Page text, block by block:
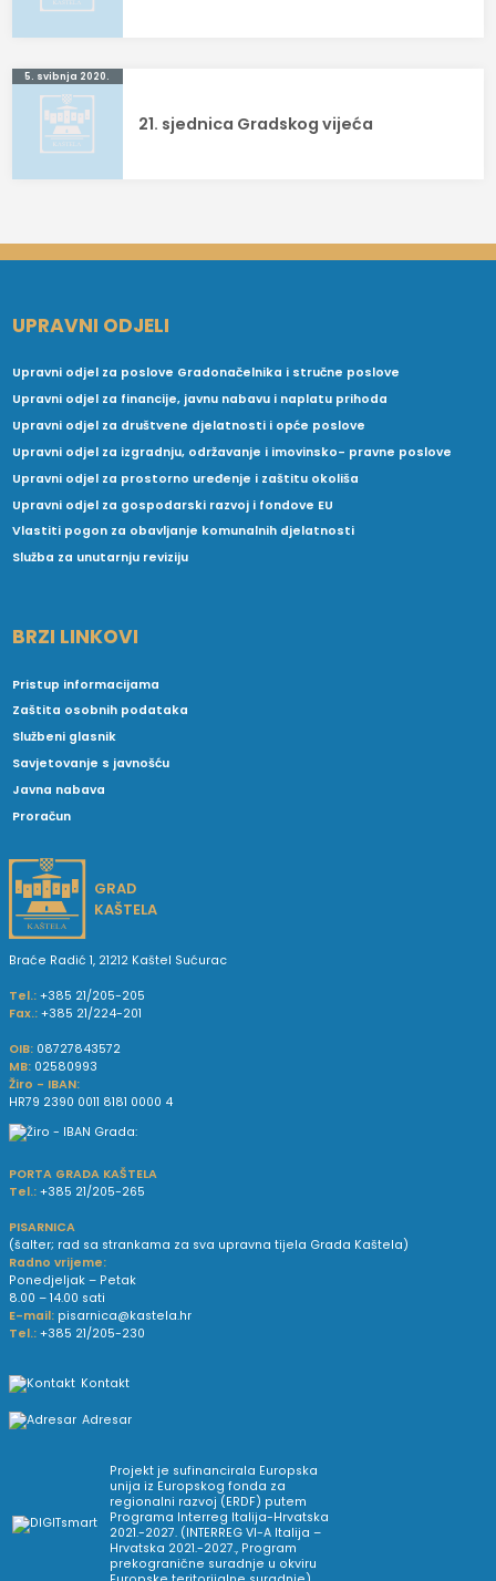
5. svibnja 2020.
21. sjednica Gradskog vijeća
UPRAVNI ODJELI
Upravni odjel za poslove Gradonačelnika i stručne poslove
Upravni odjel za financije, javnu nabavu i naplatu prihoda
Upravni odjel za društvene djelatnosti i opće poslove
Upravni odjel za izgradnju, održavanje i imovinsko- pravne poslove
Upravni odjel za prostorno uređenje i zaštitu okoliša
Upravni odjel za gospodarski razvoj i fondove EU
Vlastiti pogon za obavljanje komunalnih djelatnosti
Služba za unutarnju reviziju
BRZI LINKOVI
Pristup informacijama
Zaštita osobnih podataka
Službeni glasnik
Savjetovanje s javnošću
Javna nabava
Proračun
GRAD
KAŠTELA
Braće Radić 1, 21212 Kaštel Sućurac
Tel.: +385 21/205-205
Fax.: +385 21/224-201
OIB: 08727843572
MB: 02580993
Žiro - IBAN:
HR79 2390 0011 8181 0000 4
PORTA GRADA KAŠTELA
Tel.: +385 21/205-265
PISARNICA
(šalter; rad sa strankama za sva upravna tijela Grada Kaštela)
Radno vrijeme:
Ponedjeljak – Petak
8.00 – 14.00 sati
E-mail: pisarnica@kastela.hr
Tel.: +385 21/205-230
Kontakt
Adresar
Projekt je sufinancirala Europska
unija iz Europskog fonda za
regionalni razvoj (ERDF) putem
Programa Interreg Italija-Hrvatska
2021.-2027. (INTERREG VI-A Italija –
Hrvatska 2021.-2027., Program
prekogranične suradnje u okviru